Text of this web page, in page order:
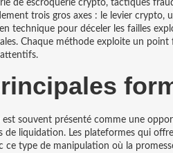
de escroquerie crypto, tactiques
trois gros axes : le levier crypto,
technique pour déceler les failles
. Chaque méthode exploite un point
est souvent présenté comme une
de liquidation. Les plateformes qui
ce type de manipulation où la